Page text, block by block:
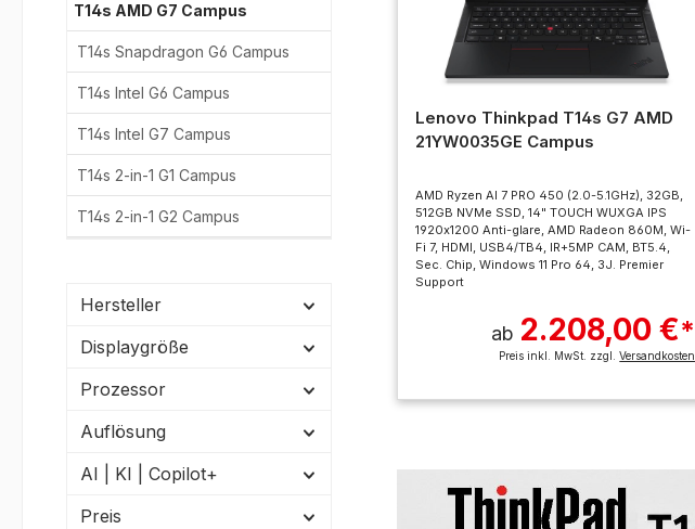
T14s AMD G7 Campus
T14s Snapdragon G6 Campus
T14s Intel G6 Campus
T14s Intel G7 Campus
T14s 2-in-1 G1 Campus
T14s 2-in-1 G2 Campus
Hersteller
Displaygröße
Prozessor
Auflösung
AI | KI | Copilot+
Preis
Lenovo Thinkpad T14s G7 AMD
21YW0035GE Campus
AMD Ryzen AI 7 PRO 450 (2.0-5.1GHz), 32GB,
512GB NVMe SSD, 14" TOUCH WUXGA IPS
1920x1200 Anti-glare, AMD Radeon 860M, Wi-
Fi 7, HDMI, USB4/TB4, IR+5MP CAM, BT5.4,
Sec. Chip, Windows 11 Pro 64, 3J. Premier
Support
ab 2.208,00 €*
Preis inkl. MwSt. zzgl.Versandkosten